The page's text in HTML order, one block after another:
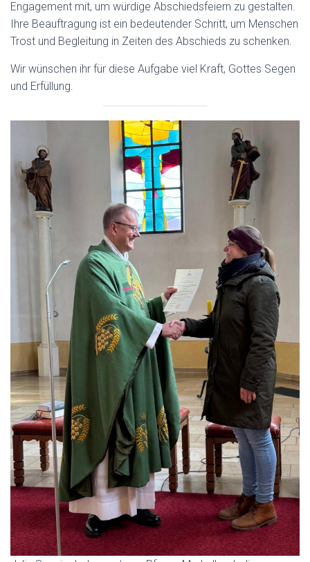
Engagement mit, um würdige Abschiedsfeiern zu gestalten.
Ihre Beauftragung ist ein bedeutender Schritt, um Menschen
Trost und Begleitung in Zeiten des Abschieds zu schenken.
Wir wünschen ihr für diese Aufgabe viel Kraft, Gottes Segen
und Erfüllung.